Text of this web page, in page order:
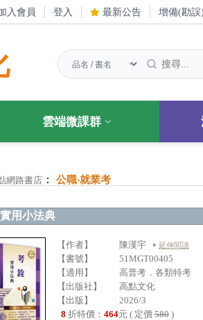
入會員 登入 最新公告 增備(勘誤
雲端微課群
網路書店 ： 公職‧就業考
用小法典
【作者】 陳漢宇 延伸閱讀
【書號】
51MGT00405
【適用】
高普考．各類特考
【出版社】
高點文化
【出版】
2026/3
8 折特價： 464元 ( 定價 580 )